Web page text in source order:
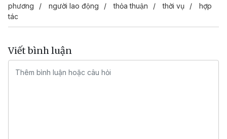
phương
người lao động thỏa thuận thời vụ
hợp
tác
Viết bình luận